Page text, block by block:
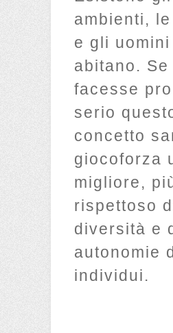
ambienti,
e gli
abitano. Se
facesse
serio
concetto
giocoforza
migliore,
rispettoso
diversità e
autonomie
individui.